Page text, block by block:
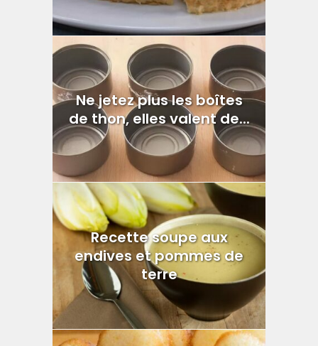
Ne jetez plus les boîtes
de thon, elles valent de...
Recette soupe aux
endives et pommes de
terre